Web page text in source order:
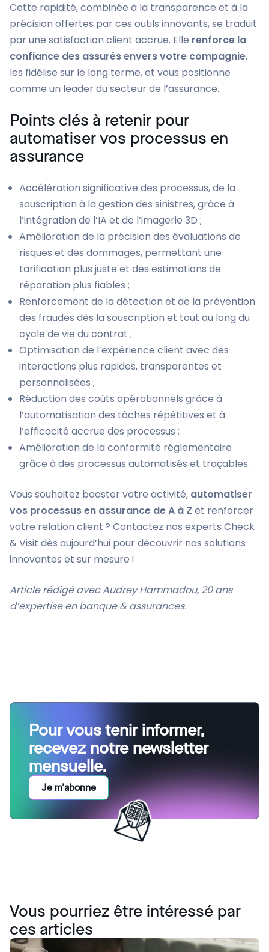
Cette rapidité, combinée à la transparence et à la
précision offertes par ces outils innovants, se traduit
par une satisfaction client accrue. Elle renforce la
confiance des assurés envers votre compagnie,
les fidélise sur le long terme, et vous positionne
comme un leader du secteur de l’assurance.
Points clés à retenir pour
automatiser vos processus en
assurance
Accélération significative des processus, de la
souscription à la gestion des sinistres, grâce à
l’intégration de l’IA et de l’imagerie 3D ;
Amélioration de la précision des évaluations de
risques et des dommages, permettant une
tarification plus juste et des estimations de
réparation plus fiables ;
Renforcement de la détection et de la prévention
des fraudes dès la souscription et tout au long du
cycle de vie du contrat ;
Optimisation de l’expérience client avec des
interactions plus rapides, transparentes et
personnalisées ;
Réduction des coûts opérationnels grâce à
l’automatisation des tâches répétitives et à
l’efficacité accrue des processus ;
Amélioration de la conformité réglementaire
grâce à des processus automatisés et traçables.
Vous souhaitez booster votre activité, automatiser
vos processus en assurance de A à Z et renforcer
votre relation client ? Contactez nos experts Check
& Visit dès aujourd’hui pour découvrir nos solutions
innovantes et sur mesure !
Article rédigé avec Audrey Hammadou, 20 ans
d’expertise en banque & assurances.
Pour vous tenir informer,
recevez notre newsletter
mensuelle.
Je m'abonne
Vous pourriez être intéressé par
ces articles